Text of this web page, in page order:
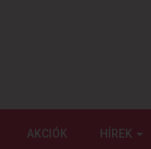
AKCIÓK HÍREK